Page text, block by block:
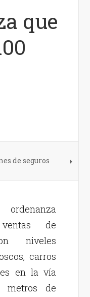
que
de seguros
de
niveles
carros
en la vía
metros de